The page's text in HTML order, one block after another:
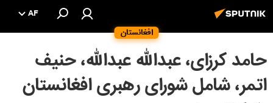
افغانستان
AF
حامد کرزای، عبدالله عبدالله، حنیف
اتمر، شامل شورای رهبری افغانستان